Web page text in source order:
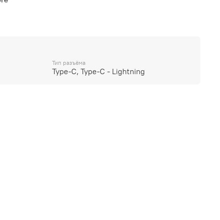
Type-C
Тип разъёма
Type-C, Type-C - Lightning